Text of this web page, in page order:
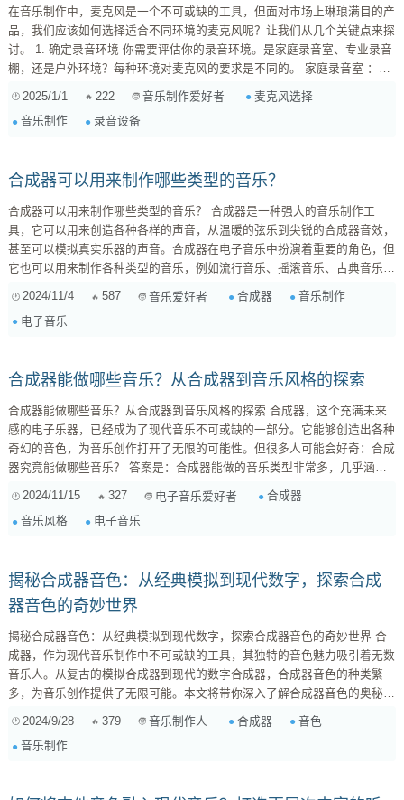
在音乐制作中，麦克风是一个不可或缺的工具，但面对市场上琳琅满目的产
品，我们应该如何选择适合不同环境的麦克风呢？让我们从几个关键点来探
讨。 1. 确定录音环境 你需要评估你的录音环境。是家庭录音室、专业录音
棚，还是户外环境？每种环境对麦克风的要求是不同的。 家庭录音室 ：通
2025/1/1 222 音乐制作爱好者
麦克风选择
音乐制作
录音设备
合成器可以用来制作哪些类型的音乐？
合成器可以用来制作哪些类型的音乐？ 合成器是一种强大的音乐制作工
具，它可以用来创造各种各样的声音，从温暖的弦乐到尖锐的合成器音效，
甚至可以模拟真实乐器的声音。合成器在电子音乐中扮演着重要的角色，但
它也可以用来制作各种类型的音乐，例如流行音乐、摇滚音乐、古典音乐等
造各种各样的音效，例如： **合成器音效：**合成器可以创造出各种各样的
声音，例如锯齿波、方波、三角波等等，这些声音可以用来构建电子音乐的
2024/11/4 587 音乐爱好者 合成器
音乐制作
电子音乐
合成器能做哪些音乐？从合成器到音乐风格的探索
合成器能做哪些音乐？从合成器到音乐风格的探索 合成器，这个充满未来
感的电子乐器，已经成为了现代音乐不可或缺的一部分。它能够创造出各种
奇幻的音色，为音乐创作打开了无限的可能性。但很多人可能会好奇：合成
器究竟能做哪些音乐？ 答案是：合成器能做的音乐类型非常多，几乎涵盖
了所有你能想到的风格。从流行音乐、电子音乐到古典音乐，甚至电影配
乐、游戏音乐，合成器都能发挥独特的作用。 1. 电子音乐领域 合成器可以
说是电子音乐的灵魂。在电子音乐领域，合成器被广泛应用于各种风格，例
2024/11/15 327 电子音乐爱好者
合成器
音乐风格
电子音乐
揭秘合成器音色：从经典模拟到现代数字，探索合成
器音色的奇妙世界
揭秘合成器音色：从经典模拟到现代数字，探索合成器音色的奇妙世界 合
成器，作为现代音乐制作中不可或缺的工具，其独特的音色魅力吸引着无数
音乐人。从复古的模拟合成器到现代的数字合成器，合成器音色的种类繁
多，为音乐创作提供了无限可能。本文将带你深入了解合成器音色的奥秘，
音的合成器。它们以其温暖、厚实、充满活力的音色而闻名，是许多经典电
2024/9/28 379 音乐制作人 合成器
音色
音乐制作